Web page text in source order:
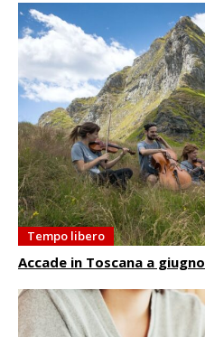
Tempo libero
Accade in Toscana a giugno